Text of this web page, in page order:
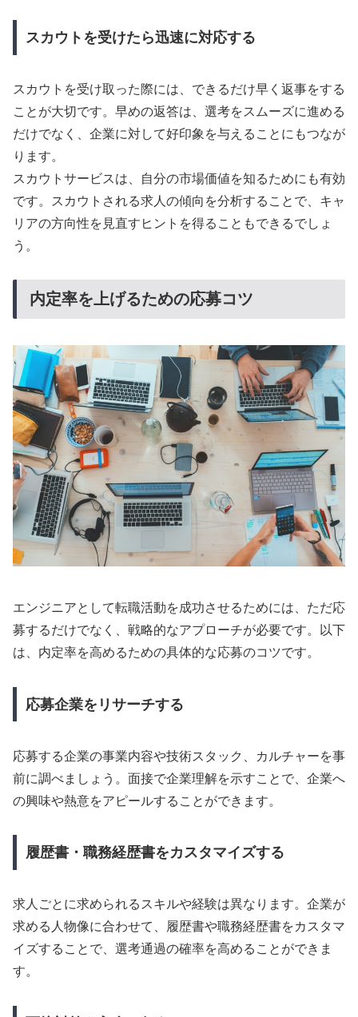
スカウトを受けたら迅速に対応する
スカウトを受け取った際には、できるだけ早く返事をする
ことが大切です。早めの返答は、選考をスムーズに進める
だけでなく、企業に対して好印象を与えることにもつなが
ります。
スカウトサービスは、自分の市場価値を知るためにも有効
です。スカウトされる求人の傾向を分析することで、キャ
リアの方向性を見直すヒントを得ることもできるでしょ
う。
内定率を上げるための応募コツ
エンジニアとして転職活動を成功させるためには、ただ応
募するだけでなく、戦略的なアプローチが必要です。以下
は、内定率を高めるための具体的な応募のコツです。
応募企業をリサーチする
応募する企業の事業内容や技術スタック、カルチャーを事
前に調べましょう。面接で企業理解を示すことで、企業へ
の興味や熱意をアピールすることができます。
履歴書・職務経歴書をカスタマイズする
求人ごとに求められるスキルや経験は異なります。企業が
求める人物像に合わせて、履歴書や職務経歴書をカスタマ
イズすることで、選考通過の確率を高めることができま
す。